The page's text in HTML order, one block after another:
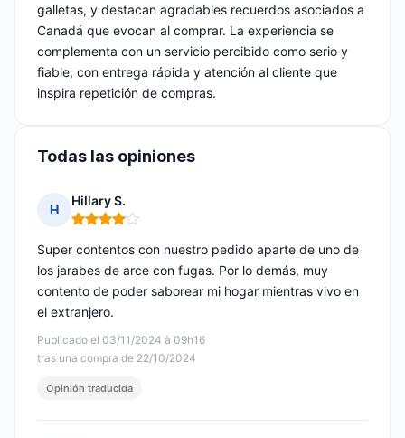
galletas, y destacan agradables recuerdos asociados a
Canadá que evocan al comprar. La experiencia se
complementa con un servicio percibido como serio y
fiable, con entrega rápida y atención al cliente que
inspira repetición de compras.
Todas las opiniones
H
Hillary S.
Nota: 4 de 5
Publicado el 03/11/2024 à 09h16
tras una compra de 22/10/2024
Super contentos con nuestro pedido aparte de uno de
los jarabes de arce con fugas. Por lo demás, muy
contento de poder saborear mi hogar mientras vivo en
el extranjero.
Opinión traducida